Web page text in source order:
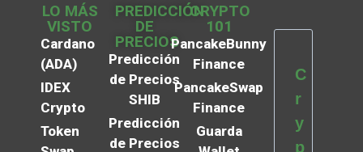
LO MÁS
VISTO
Cardano
(ADA)
IDEX
Crypto
Token
PREDICCIÓN
DE
PRECIOS
Predicción
de Precios
SHIB
Predicción
de Precios
CRYPTO
101
PancakeBunny
Finance
PancakeSwap
Finance
Guarda
C
r
y
p